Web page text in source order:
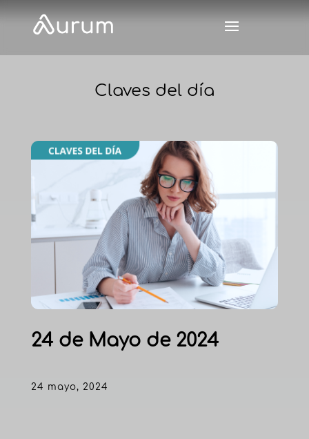
Claves del día
24 de Mayo de 2024
24 mayo, 2024